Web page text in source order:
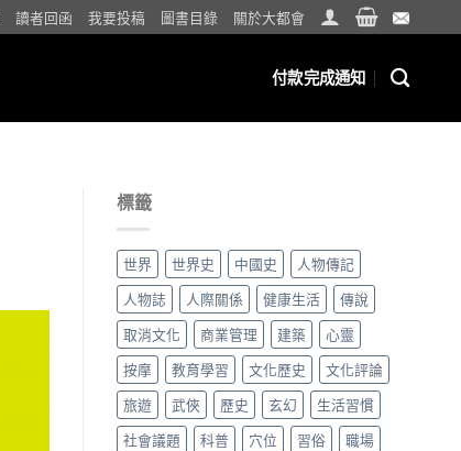
讀者回函 我要投稿 圖書目錄 關於大都會
付款完成通知
標籤
世界 世界史 中國史
人物傳記
人物誌
人際關係 健康生活
傳說
取消文化
商業管理 建築
心靈
按摩
教育學習 文化歷史
文化評論
旅遊
武俠 歷史 玄幻
生活習慣
社會議題
科普 穴位 習俗
職場